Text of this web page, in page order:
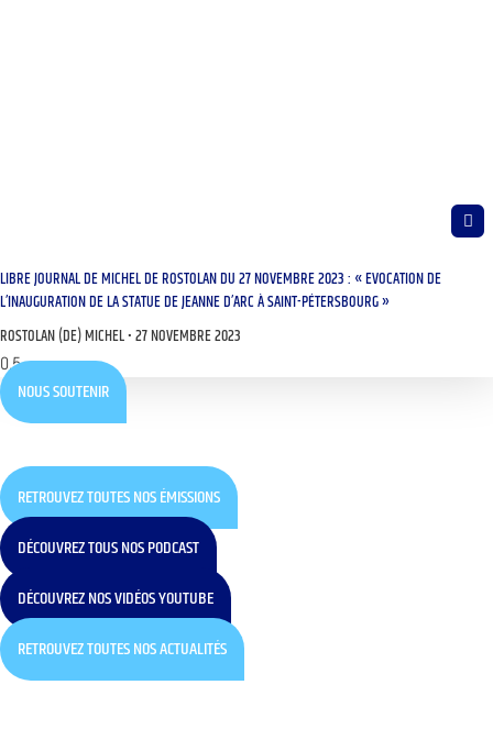
LIBRE JOURNAL DE MICHEL DE ROSTOLAN DU 27 NOVEMBRE 2023 : « EVOCATION DE
L’INAUGURATION DE LA STATUE DE JEANNE D’ARC À SAINT-PÉTERSBOURG »
ROSTOLAN (DE) MICHEL 27 NOVEMBRE 2023
NOUS SOUTENIR
RETROUVEZ TOUTES NOS ÉMISSIONS
DÉCOUVREZ TOUS NOS PODCAST
DÉCOUVREZ NOS VIDÉOS YOUTUBE
RETROUVEZ TOUTES NOS ACTUALITÉS